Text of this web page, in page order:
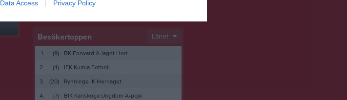
Data Access Privacy Policy
Besökartoppen Länet
1. (9)
BK Forward A-laget Herr
2.
(4)
IFK Kumla Fotboll
3.
(20)
Rynninge IK Herrlaget
4.
(7)
BIK Karlskoga Ungdom A-pojk